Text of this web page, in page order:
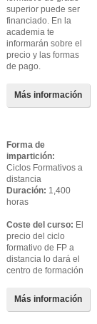
superior puede ser
financiado. En la
academia te
informarán sobre el
precio y las formas
de pago.
Más información
Forma de
impartición:
Ciclos Formativos a
distancia
Duración: 1,400
horas
Coste del curso: El
precio del ciclo
formativo de FP a
distancia lo dará el
centro de formación
Más información